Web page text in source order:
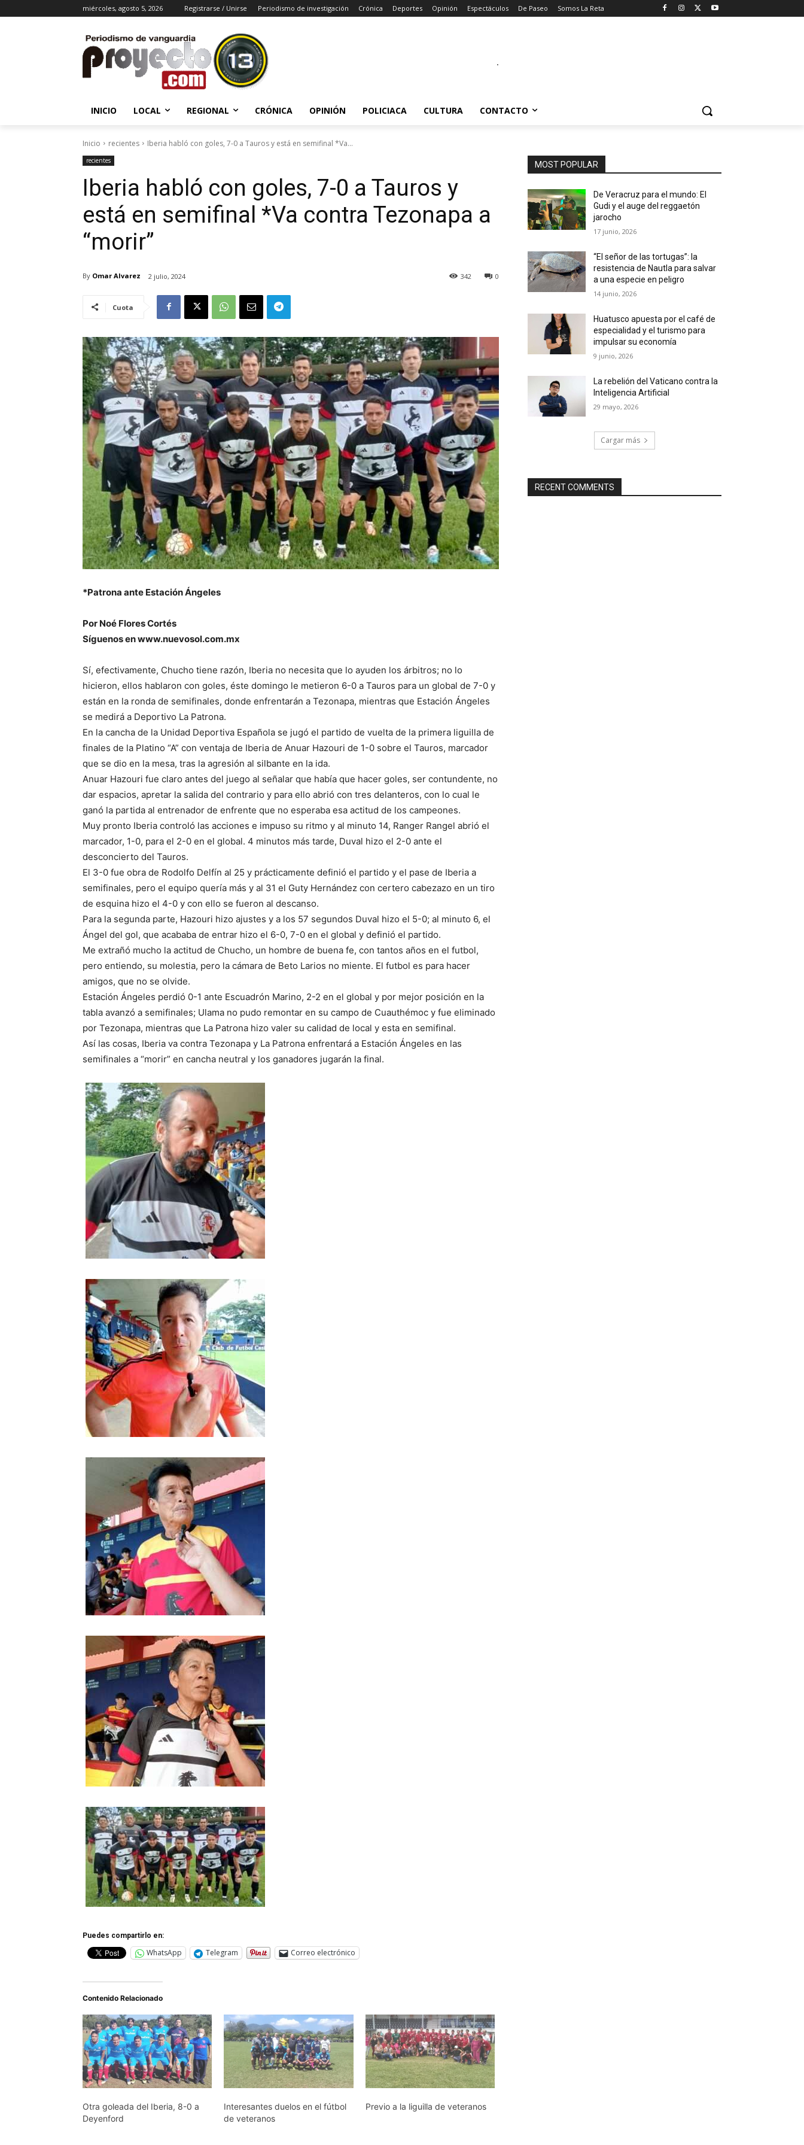
miércoles, agosto 5, 2026 Registrarse / Unirse Periodismo de investigación Crónica Deportes Opinión Espectáculos De Paseo Somos La Reta
.
INICIO LOCAL REGIONAL CRÓNICA OPINIÓN POLICIACA CULTURA CONTACTO
Inicio recientes Iberia habló con goles, 7-0 a Tauros y está en semifinal *Va...
recientes
Iberia habló con goles, 7-0 a Tauros y
está en semifinal *Va contra Tezonapa a
“morir”
By Omar Alvarez 2 julio, 2024 0
342
Cuota
*Patrona ante Estación Ángeles
Por Noé Flores Cortés
Síguenos en www.nuevosol.com.mx
Sí, efectivamente, Chucho tiene razón, Iberia no necesita que lo ayuden los árbitros; no lo
hicieron, ellos hablaron con goles, éste domingo le metieron 6-0 a Tauros para un global de 7-0 y
están en la ronda de semifinales, donde enfrentarán a Tezonapa, mientras que Estación Ángeles
se medirá a Deportivo La Patrona.
En la cancha de la Unidad Deportiva Española se jugó el partido de vuelta de la primera liguilla de
finales de la Platino “A” con ventaja de Iberia de Anuar Hazouri de 1-0 sobre el Tauros, marcador
que se dio en la mesa, tras la agresión al silbante en la ida.
Anuar Hazouri fue claro antes del juego al señalar que había que hacer goles, ser contundente, no
dar espacios, apretar la salida del contrario y para ello abrió con tres delanteros, con lo cual le
ganó la partida al entrenador de enfrente que no esperaba esa actitud de los campeones.
Muy pronto Iberia controló las acciones e impuso su ritmo y al minuto 14, Ranger Rangel abrió el
marcador, 1-0, para el 2-0 en el global. 4 minutos más tarde, Duval hizo el 2-0 ante el
desconcierto del Tauros.
El 3-0 fue obra de Rodolfo Delfín al 25 y prácticamente definió el partido y el pase de Iberia a
semifinales, pero el equipo quería más y al 31 el Guty Hernández con certero cabezazo en un tiro
de esquina hizo el 4-0 y con ello se fueron al descanso.
Para la segunda parte, Hazouri hizo ajustes y a los 57 segundos Duval hizo el 5-0; al minuto 6, el
Ángel del gol, que acababa de entrar hizo el 6-0, 7-0 en el global y definió el partido.
Me extrañó mucho la actitud de Chucho, un hombre de buena fe, con tantos años en el futbol,
pero entiendo, su molestia, pero la cámara de Beto Larios no miente. El futbol es para hacer
amigos, que no se olvide.
Estación Ángeles perdió 0-1 ante Escuadrón Marino, 2-2 en el global y por mejor posición en la
tabla avanzó a semifinales; Ulama no pudo remontar en su campo de Cuauthémoc y fue eliminado
por Tezonapa, mientras que La Patrona hizo valer su calidad de local y esta en semifinal.
Así las cosas, Iberia va contra Tezonapa y La Patrona enfrentará a Estación Ángeles en las
semifinales a “morir” en cancha neutral y los ganadores jugarán la final.
Puedes compartirlo en:
WhatsApp Telegram Correo electrónico
Contenido Relacionado
Otra goleada del Iberia, 8-0 a
Deyenford
Interesantes duelos en el fútbol
de veteranos
Previo a la liguilla de veteranos
MOST POPULAR
De Veracruz para el mundo: El
Gudi y el auge del reggaetón
jarocho
17 junio, 2026
“El señor de las tortugas”: la
resistencia de Nautla para salvar
a una especie en peligro
14 junio, 2026
Huatusco apuesta por el café de
especialidad y el turismo para
impulsar su economía
9 junio, 2026
La rebelión del Vaticano contra la
Inteligencia Artificial
29 mayo, 2026
Cargar más
RECENT COMMENTS